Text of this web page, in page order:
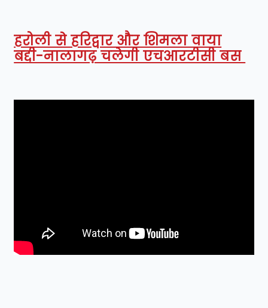
हरोली से हरिद्वार और शिमला वाया
बद्दी-नालागढ़ चलेगी एचआरटीसी बस